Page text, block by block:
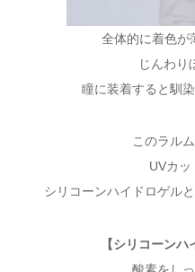
全体的に着色が
じんわり
瞳に装着すると馴
このラル
UVカッ
シリコーンハイドロゲル
【シリコーンハ